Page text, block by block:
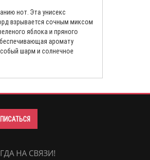
нот. Эта унисекс
взрывается сочным миксом
яблока и пряного
аромату
шарм и солнечное
НА СВЯЗИ!